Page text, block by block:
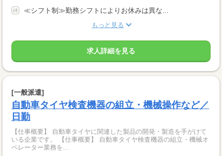
≪シフト制≫勤務シフトによりお休みは異な...
もっと見る
求人詳細を見る
[一般派遣]
自動車タイヤ検査機器の組立・機械操作など／
日勤
【仕事概要】 自動車タイヤに関連した製品の開発・製造を手がけて
いる企業です。 【仕事概要】 自動車タイヤ検査機器の組立・機械オ
ペレーター業務を...